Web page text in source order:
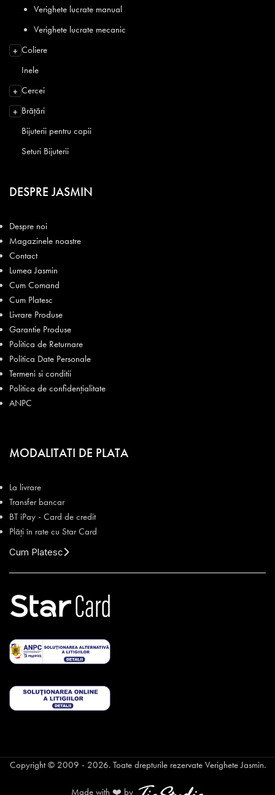
Verighete lucrate manual
Verighete lucrate mecanic
+ Coliere
Inele
+ Cercei
+ Brățări
Bijuterii pentru copii
Seturi Bijuterii
DESPRE JASMIN
Despre noi
Magazinele noastre
Contact
Lumea Jasmin
Cum Comand
Cum Platesc
Livrare Produse
Garantie Produse
Politica de Returnare
Politica Date Personale
Termeni si conditii
Politica de confidențialitate
ANPC
MODALITATI DE PLATA
La livrare
Transfer bancar
BT iPay - Card de credit
Plăți în rate cu Star Card
Cum Platesc
Copyright © 2009 - 2026. Toate drepturile rezervate Verighete Jasmin.
Made with ❤️ by